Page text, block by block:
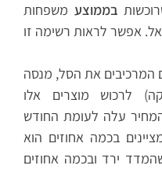
בממוצע משפחות
המרכיבים את הסל, מנסה
לרכוש מוצרים אלו
עלה לעומת החודש
בכמה אחוזים הוא
ירד ובכמה אחוזים